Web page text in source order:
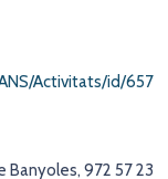
Activitats/id/657
Banyoles, 972 57 23